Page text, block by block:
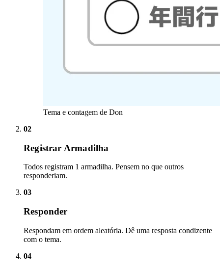
Tema e contagem de Don
02
Registrar Armadilha
Todos registram 1 armadilha. Pensem no que outros
responderiam.
03
Responder
Respondam em ordem aleatória. Dê uma resposta condizente
com o tema.
04